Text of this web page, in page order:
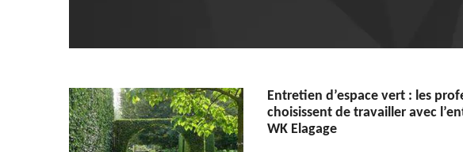
Entretien d’espace vert : les
choisissent de travailler avec
WK Elagage